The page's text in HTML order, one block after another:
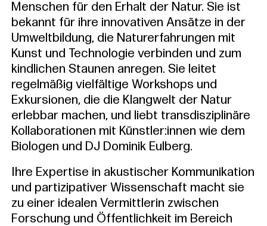
Menschen für den Erhalt der Natur. Sie ist
bekannt für ihre innovativen Ansätze in der
Umweltbildung, die Naturerfahrungen mit
Kunst und Technologie verbinden und zum
kindlichen Staunen anregen. Sie leitet
regelmäßig vielfältige Workshops und
Exkursionen, die die Klangwelt der Natur
erlebbar machen, und liebt transdisziplinäre
Kollaborationen mit Künstler:innen wie dem
Biologen und DJ Dominik Eulberg.
Ihre Expertise in akustischer Kommunikation
und partizipativer Wissenschaft macht sie
zu einer idealen Vermittlerin zwischen
Forschung und Öffentlichkeit im Bereich